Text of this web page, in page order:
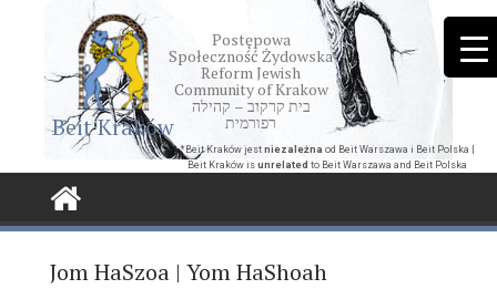
Beit Kraków
Postępowa
Społeczność Żydowska
Reform Jewish
Community of Krakow
בית קרקוב – קהילה
רפורמית
*Beit Kraków jest niezależna od Beit Warszawa i Beit Polska |
Beit Kraków is unrelated to Beit Warszawa and Beit Polska
Jom HaSzoa | Yom HaShoah